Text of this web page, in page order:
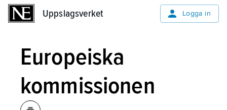
Uppslagsverket Logga in
Europeiska
kommissionen